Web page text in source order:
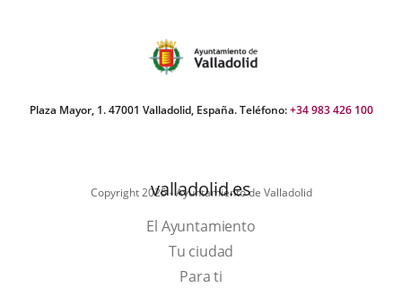
aplicación
externa.
Plaza Mayor, 1. 47001 Valladolid, España. Teléfono:+34 983 426 100
Copyright 2025 - Ayuntamiento de Valladolid
valladolid.es
El Ayuntamiento
Tu ciudad
Para ti